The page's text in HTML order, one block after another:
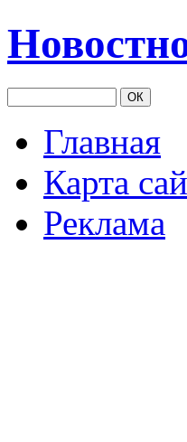
Главная
Карта
Реклама